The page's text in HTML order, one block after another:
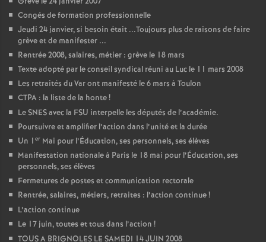
Congés de formation professionnelle
Jeudi 24 janvier, si besoin était ...Toujours plus de raisons de faire
grève et de manifester ...
Rentrée 2008, salaires, métier : grève le 18 mars
Texte adopté par le conseil syndical réuni au Luc le 11 mars 2008
Les retraités du Var ont manifesté le 6 mars à Toulon
CTPA : la liste de la honte!
Le SNES avec la FSU interpelle les députés de l’académie.
Poursuivre et amplifier l’action dans l’unité et la durée
Un 1 er Mai pour l’Éducation, ses personnels, ses élèves
Manifestation nationale à Paris le 18 mai pour l’Éducation, ses
personnels, ses élèves
Fermetures de postes et communication rectorale
Rentrée, salaires, métiers, retraites : l’action continue!
L’action continue
Le 17 juin, toutes et tous dans l’action !
TOUS A BRIGNOLES LE SAMEDI 14 JUIN 2008